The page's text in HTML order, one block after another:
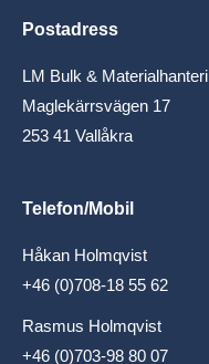
Postadress
LM Bulk &
Maglekärrsvägen 17
253 41 Vallåkra
Telefon/Mobil
Håkan Holmqvist
+46 (0)708-18 55 62
Rasmus Holmqvist
+46 (0)703-98 80 07